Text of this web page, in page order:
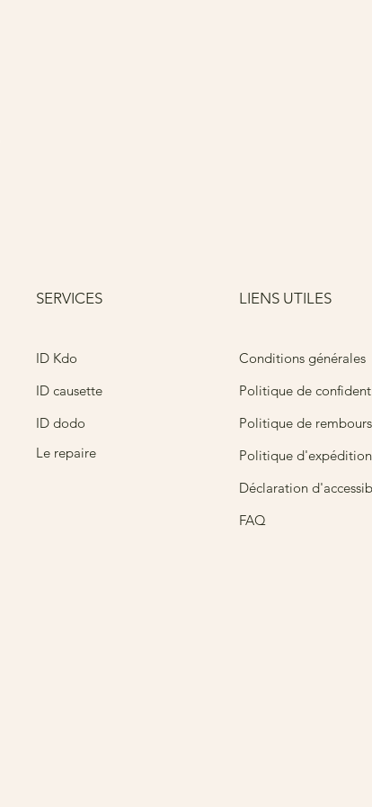
SERVICES
ID Kdo
ID causette
ID dodo
Le repaire
LIENS UTILES
Conditions générales
Politique de
Politique de
Politique d'expédition
Déclaration
FAQ